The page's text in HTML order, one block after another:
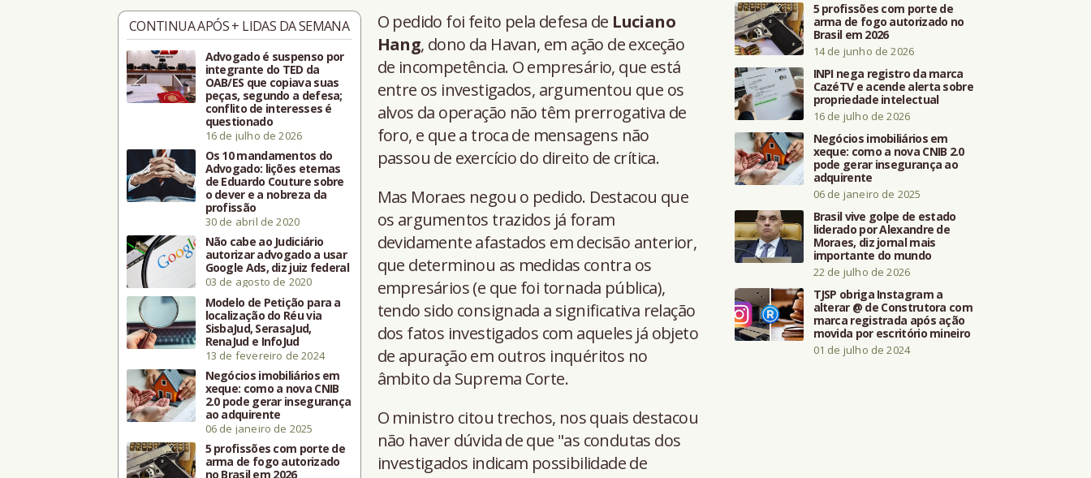
CONTINUA APÓS + LIDAS DA SEMANA
Advogado é suspenso por
integrante do TED da
OAB/ES que copiava suas
peças, segundo a defesa;
conflito de interesses é
questionado
16 de julho de 2026
Os 10 mandamentos do
Advogado: lições eternas
de Eduardo Couture sobre
o dever e a nobreza da
profissão
30 de abril de 2020
Não cabe ao Judiciário
autorizar advogado a usar
Google Ads, diz juiz federal
03 de agosto de 2020
Modelo de Petição para a
localização do Réu via
SisbaJud, SerasaJud,
RenaJud e InfoJud
13 de fevereiro de 2024
Negócios imobiliários em
xeque: como a nova CNIB
2.0 pode gerar insegurança
ao adquirente
06 de janeiro de 2025
5 profissões com porte de
arma de fogo autorizado
no Brasil em 2026
O pedido foi feito pela defesa de Luciano
Hang, dono da Havan, em ação de exceção
de incompetência. O empresário, que está
entre os investigados, argumentou que os
alvos da operação não têm prerrogativa de
foro, e que a troca de mensagens não
passou de exercício do direito de crítica.
Mas Moraes negou o pedido. Destacou que
os argumentos trazidos já foram
devidamente afastados em decisão anterior,
que determinou as medidas contra os
empresários (e que foi tornada pública),
tendo sido consignada a significativa relação
dos fatos investigados com aqueles já objeto
de apuração em outros inquéritos no
âmbito da Suprema Corte.
O ministro citou trechos, nos quais destacou
não haver dúvida de que "as condutas dos
investigados indicam possibilidade de
5 profissões com porte de
arma de fogo autorizado no
Brasil em 2026
14 de junho de 2026
INPI nega registro da marca
CazéTV e acende alerta sobre
propriedade intelectual
16 de julho de 2026
Negócios imobiliários em
xeque: como a nova CNIB 2.0
pode gerar insegurança ao
adquirente
06 de janeiro de 2025
Brasil vive golpe de estado
liderado por Alexandre de
Moraes, diz jornal mais
importante do mundo
22 de julho de 2026
TJSP obriga Instagram a
alterar @ de Construtora com
marca registrada após ação
movida por escritório mineiro
01 de julho de 2024